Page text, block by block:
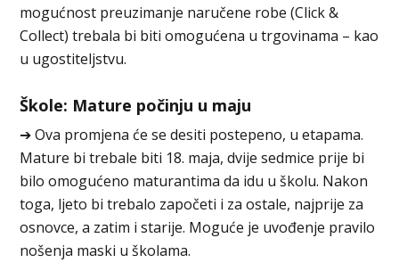
mogućnost preuzimanje naručene robe (Click &
Collect) trebala bi biti omogućena u trgovinama – kao
u ugostiteljstvu.
Škole: Mature počinju u maju
➔ Ova promjena će se desiti postepeno, u etapama.
Mature bi trebale biti 18. maja, dvije sedmice prije bi
bilo omogućeno maturantima da idu u školu. Nakon
toga, ljeto bi trebalo započeti i za ostale, najprije za
osnovce, a zatim i starije. Moguće je uvođenje pravilo
nošenja maski u školama.